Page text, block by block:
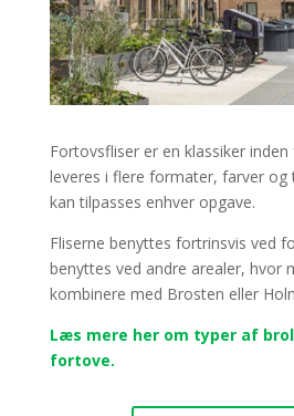
Fortovsfliser er en klassiker
leveres i flere formater, farver og
kan tilpasses enhver opgave.
Fliserne benyttes fortrinsvis ved
benyttes ved andre arealer, hvor
kombinere med Brosten eller
Læs mere her om typer af
fortove.